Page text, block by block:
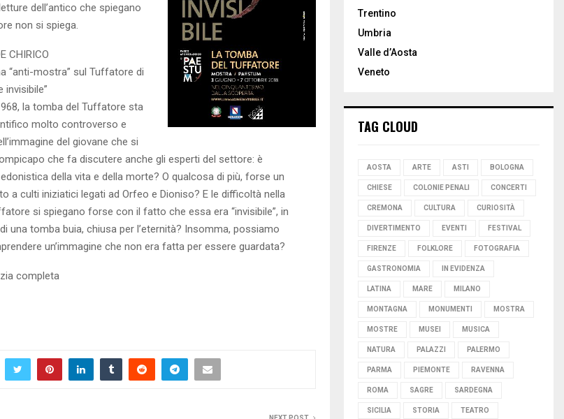
dell’antico che spiegano
non si spiega.
CHIRICO
“anti-mostra” sul Tuffatore di
invisibile”
la tomba del Tuffatore sta
molto controverso e
del giovane che si
che fa discutere anche gli esperti del settore: è
della vita e della morte? O qualcosa di più, forse un
a culti iniziatici legati ad Orfeo e Dioniso? E le difficoltà nella
si spiegano forse con il fatto che essa era “invisibile”, in
una tomba buia, chiusa per l’eternità? Insomma, possiamo
un’immagine che non era fatta per essere guardata?
completa
Trentino
Umbria
Valle d’Aosta
Veneto
TAG CLOUD
AOSTA ARTE ASTI BOLOGNA
CHIESE COLONIE PENALI CONCERTI
CREMONA CULTURA CURIOSITÀ
DIVERTIMENTO EVENTI FESTIVAL
FIRENZE FOLKLORE FOTOGRAFIA
GASTRONOMIA IN EVIDENZA
LATINA MARE MILANO
MONTAGNA MONUMENTI MOSTRA
MOSTRE MUSEI MUSICA
NATURA PALAZZI PALERMO
PARMA PIEMONTE RAVENNA
ROMA SAGRE SARDEGNA
SICILIA STORIA TEATRO